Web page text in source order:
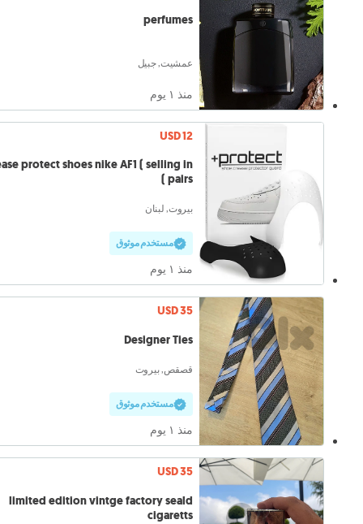
perfumes
عمشيت, جبيل
منذ ١ يوم
USD 12
protect shoes nike AF1 ( selling in
pairs )
بيروت, لبنان
مستخدم موثوق
منذ ١ يوم
USD 35
Designer Ties
قصقص, بيروت
مستخدم موثوق
منذ ١ يوم
USD 35
limited edition vintge factory seald
cigaretts